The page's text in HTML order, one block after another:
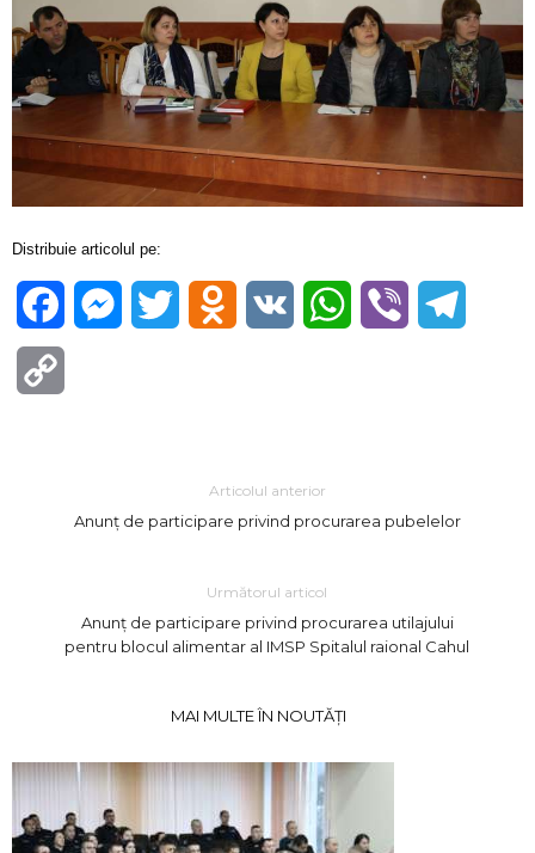
Distribuie articolul pe:
FacebookMessenger
Twitter Odnoklassniki
VK WhatsApp
Viber
Articolul anterior
Anunț de participare privind procurarea pubelelor
Următorul articol
Anunț de participare privind procurarea utilajului
pentru blocul alimentar al IMSP Spitalul raional Cahul
MAI MULTE ÎN NOUTĂȚI